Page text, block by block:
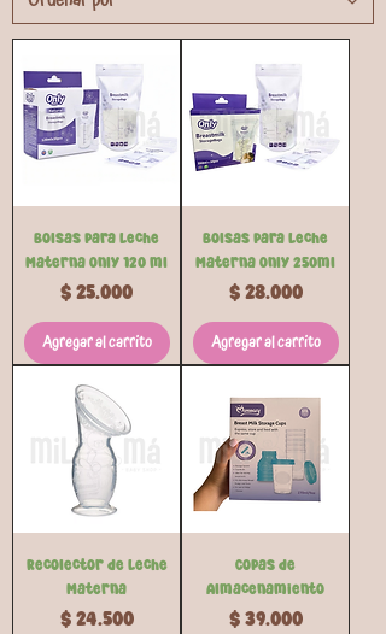
Bolsas para Leche
Materna Only 120 ml
Precio
$ 25.000
Agregar al carrito
Bolsas para Leche
Materna Only 250ml
Precio
$ 28.000
Agregar al carrito
Recolector de Leche
Materna
Precio
$ 24.500
Copas de
Almacenamiento
Precio
$ 39.000